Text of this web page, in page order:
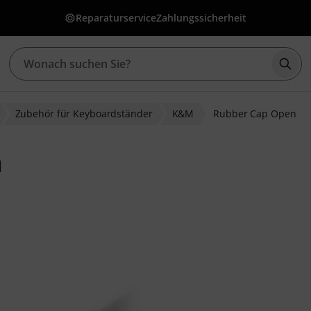
ReparaturserviceZahlungssicherheit
Zubehör für Keyboardständer K&M Rubber Cap Open